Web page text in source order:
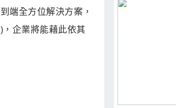
端全方位解決方案，
企業將能藉此依其